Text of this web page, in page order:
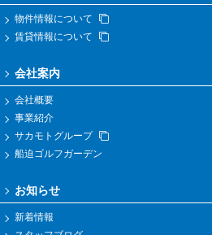
物件情報について
賃貸情報について
会社案内
会社概要
事業紹介
サカモトグループ
船迫ゴルフガーデン
お知らせ
新着情報